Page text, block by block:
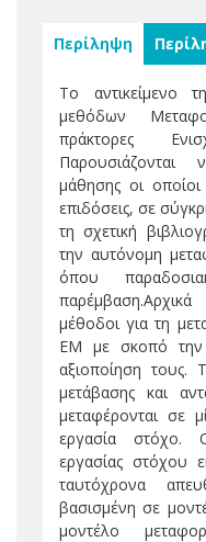
Περίληψη
To αντικείμενο
μεθόδων
πράκτορες
Παρουσιάζονται
μάθησης οι οποίοι
επιδόσεις, σε
τη σχετική
την αυτόνομη
όπου
παρέμβαση.Αρχικά
μέθοδοι για τη
ΕΜ με σκοπό την
αξιοποίηση τους.
μετάβασης και
μεταφέρονται σε
εργασία στόχο.
εργασίας στόχου
ταυτόχρονα
βασισμένη σε
μοντέλο